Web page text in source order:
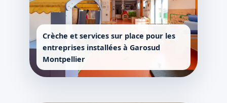
Crèche et services sur place pour les
entreprises installées à Garosud
Montpellier